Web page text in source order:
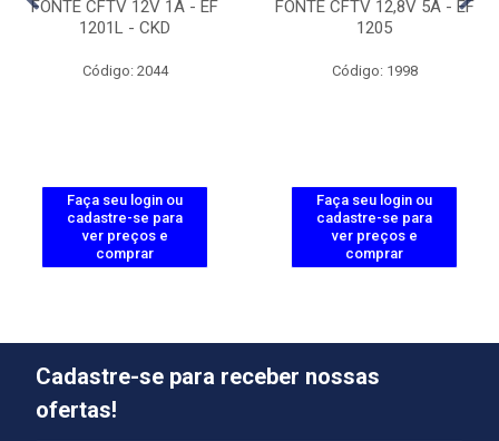
FONTE CFTV 12V 1A - EF
1201L - CKD
Código: 2044
Faça seu login ou
cadastre-se para
ver preços e
comprar
FONTE CFTV 12,8V 5A - EF
1205
Código: 1998
Faça seu login ou
cadastre-se para
ver preços e
comprar
Cadastre-se para receber nossas
ofertas!